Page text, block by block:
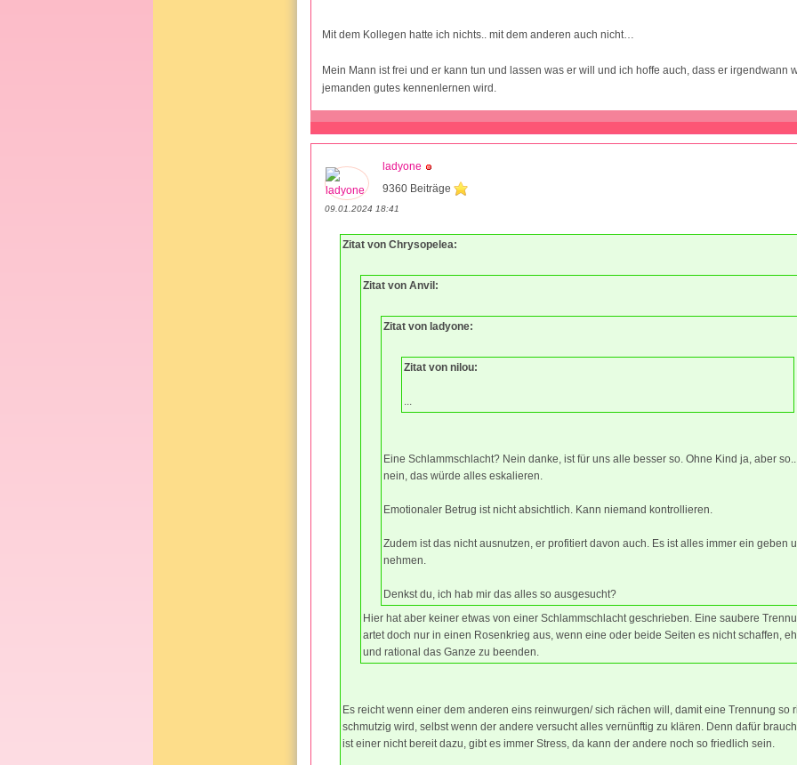
Mit dem Kollegen hatte ich nichts.. mit dem anderen auch nicht…
Mein Mann ist frei und er kann tun und lassen was er will und ich hoffe auch, dass er irgendwann
jemanden gutes kennenlernen wird.
ladyone
9360 Beiträge
09.01.2024 18:41
Zitat von Chrysopelea:
Zitat von Anvil:
Zitat von ladyone:
Zitat von nilou:
Eine Schlammschlacht? Nein danke, ist für uns alle besser so. Ohne Kind ja, aber so..
nein, das würde alles eskalieren.
Emotionaler Betrug ist nicht absichtlich. Kann niemand kontrollieren.
Zudem ist das nicht ausnutzen, er profitiert davon auch. Es ist alles immer ein geben
nehmen.
Denkst du, ich hab mir das alles so ausgesucht?
Hier hat aber keiner etwas von einer Schlammschlacht geschrieben. Eine saubere
artet doch nur in einen Rosenkrieg aus, wenn eine oder beide Seiten es nicht schaffen,
und rational das Ganze zu beenden.
Es reicht wenn einer dem anderen eins reinwurgen/ sich rächen will, damit eine Trennung so
schmutzig wird, selbst wenn der andere versucht alles vernünftig zu klären. Denn dafür
ist einer nicht bereit dazu, gibt es immer Stress, da kann der andere noch so friedlich sein.